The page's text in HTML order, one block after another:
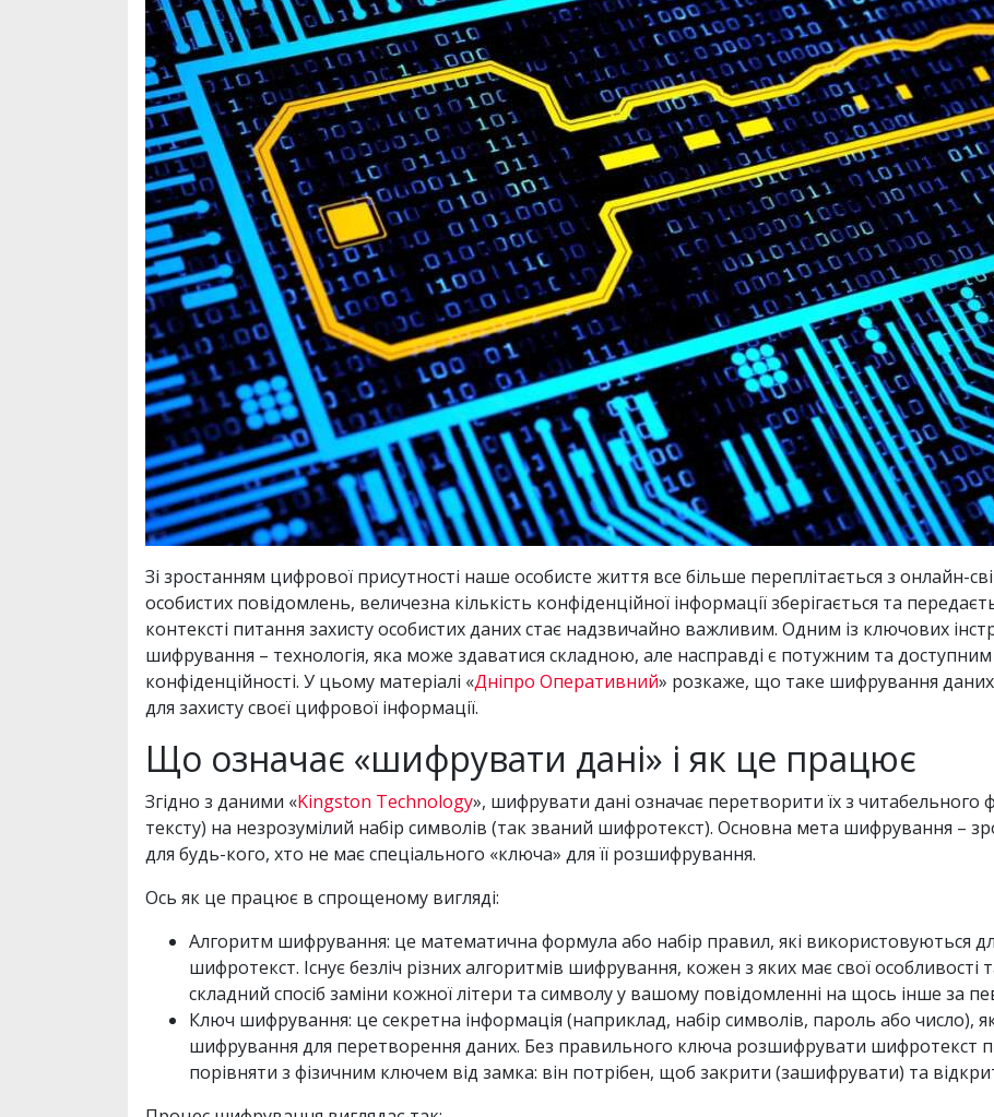
Зі зростанням цифрової присутності наше особисте життя все більше переплітається з онлайн-
особистих повідомлень, величезна кількість конфіденційної інформації зберігається та
контексті питання захисту особистих даних стає надзвичайно важливим. Одним із ключових
шифрування – технологія, яка може здаватися складною, але насправді є потужним та
конфіденційності. У цьому матеріалі «Дніпро Оперативний» розкаже, що таке шифрування
для захисту своєї цифрової інформації.
Що означає «шифрувати дані» і як це працює
Згідно з даними «Kingston Technology», шифрувати дані означає перетворити їх з читабельного
тексту) на незрозумілий набір символів (так званий шифротекст). Основна мета шифрування –
для будь-кого, хто не має спеціального «ключа» для її розшифрування.
Ось як це працює в спрощеному вигляді:
Алгоритм шифрування: це математична формула або набір правил, які використовуються
шифротекст. Існує безліч різних алгоритмів шифрування, кожен з яких має свої особливості
складний спосіб заміни кожної літери та символу у вашому повідомленні на щось інше за
Ключ шифрування: це секретна інформація (наприклад, набір символів, пароль або число),
шифрування для перетворення даних. Без правильного ключа розшифрувати
порівняти з фізичним ключем від замка: він потрібен, щоб закрити (зашифрувати) та